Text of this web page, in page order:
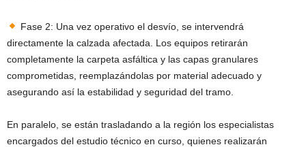
Fase 2: Una vez operativo el desvío, se intervendrá
directamente la calzada afectada. Los equipos retirarán
completamente la carpeta asfáltica y las capas granulares
comprometidas, reemplazándolas por material adecuado y
asegurando así la estabilidad y seguridad del tramo.
En paralelo, se están trasladando a la región los especialistas
encargados del estudio técnico en curso, quienes realizarán